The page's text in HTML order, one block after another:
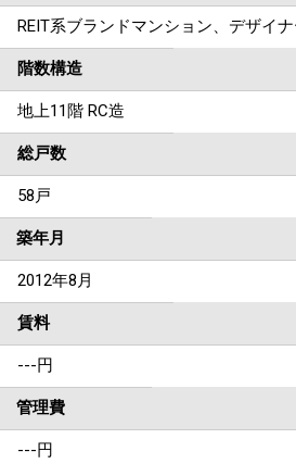
REIT系ブランドマンション、デザイ
階数構造
地上11階 RC造
総戸数
58戸
築年月
2012年8月
賃料
---円
管理費
---円